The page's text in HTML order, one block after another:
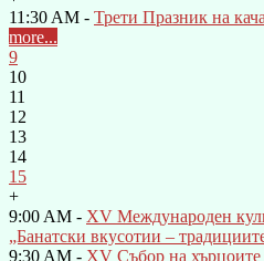
11:30 AM - Трети Празник на
more...
9
10
11
12
13
14
15
+
9:00 AM - XV Международен
„Банатски вкусотии –
9:30 AM - XV Събор на